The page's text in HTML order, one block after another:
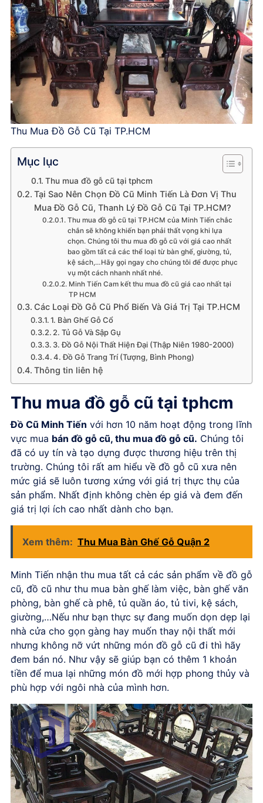
Thu Mua Đồ Gỗ Cũ Tại TP.HCM
Mục lục
Thu mua đồ gỗ cũ tại tphcm
Tại Sao Nên Chọn Đồ Cũ Minh Tiến Là Đơn Vị Thu
Mua Đồ Gỗ Cũ, Thanh Lý Đồ Gỗ Cũ Tại TP.HCM?
Thu mua đồ gỗ cũ tại TP.HCM của Minh Tiến chắc
chắn sẽ không khiến bạn phải thất vọng khi lựa
chọn. Chúng tôi thu mua đồ gỗ cũ với giá cao nhất
bao gồm tất cả các thể loại từ bàn ghế, giường, tủ,
kệ sách,…Hãy gọi ngay cho chúng tôi để được phục
vụ một cách nhanh nhất nhé.
Minh Tiến Cam kết thu mua đồ cũ giá cao nhất tại
TP HCM
Các Loại Đồ Gỗ Cũ Phổ Biến Và Giá Trị Tại TP.HCM
1. Bàn Ghế Gỗ Cổ
2. Tủ Gỗ Và Sập Gụ
3. Đồ Gỗ Nội Thất Hiện Đại (Thập Niên 1980-2000)
4. Đồ Gỗ Trang Trí (Tượng, Bình Phong)
Thông tin liên hệ
Thu mua đồ gỗ cũ tại tphcm
Đồ Cũ Minh Tiến với hơn 10 năm hoạt động trong lĩnh
vực mua bán đồ gỗ cũ, thu mua đồ gỗ cũ. Chúng tôi
đã có uy tín và tạo dựng được thương hiệu trên thị
trường. Chúng tôi rất am hiểu về đồ gỗ cũ xưa nên
mức giá sẽ luôn tương xứng với giá trị thực thụ của
sản phẩm. Nhất định không chèn ép giá và đem đến
giá trị lợi ích cao nhất dành cho bạn.
Xem thêm: Thu Mua Bàn Ghế Gỗ Quận 2
Minh Tiến nhận thu mua tất cả các sản phẩm về đồ gỗ
cũ, đồ cũ như thu mua bàn ghế làm việc, bàn ghế văn
phòng, bàn ghế cà phê, tủ quần áo, tủ tivi, kệ sách,
giường,…Nếu như bạn thực sự đang muốn dọn dẹp lại
nhà cửa cho gọn gàng hay muốn thay nội thất mới
nhưng không nỡ vứt những món đồ gỗ cũ đi thì hãy
đem bán nó. Như vậy sẽ giúp bạn có thêm 1 khoản
tiền để mua lại những món đồ mới hợp phong thủy và
phù hợp với ngôi nhà của mình hơn.